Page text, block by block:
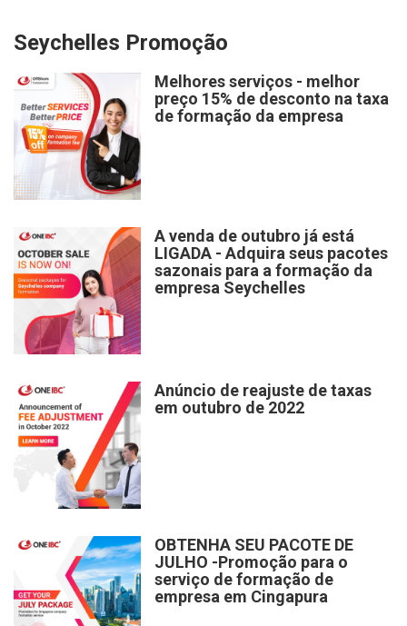
Seychelles Promoção
Melhores serviços - melhor
preço 15% de desconto na taxa
de formação da empresa
A venda de outubro já está
LIGADA - Adquira seus pacotes
sazonais para a formação da
empresa Seychelles
Anúncio de reajuste de taxas
em outubro de 2022
OBTENHA SEU PACOTE DE
JULHO -Promoção para o
serviço de formação de
empresa em Cingapura